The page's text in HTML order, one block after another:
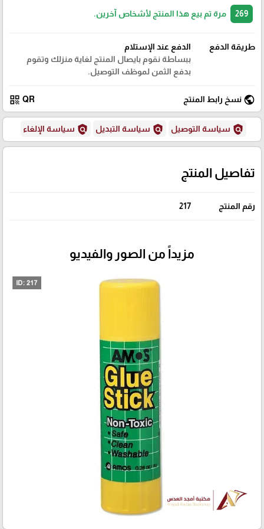
مرة تم بيع هذا المنتج لأشخاص آخرين.
طريقة الدفع
الدفع عند الإستلام
ببساطة نقوم بايصال المنتج لغاية منزلك وتقوم
بدفع الثمن لموظف التوصيل.
public نسخ رابط المنتج QR
qr_code
policy سياسة التوصيل policy سياسة التبديل policy سياسة الإلغاء
تفاصيل المنتج
رقم المنتج 217
مزيداً من الصور والفيديو